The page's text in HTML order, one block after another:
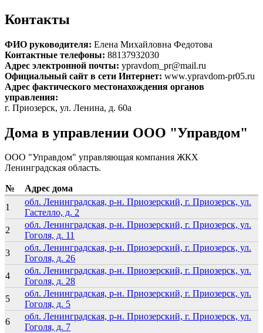
Контакты
ФИО руководителя: Елена Михайловна Федотова
Контактные телефоны: 88137932030
Адрес электронной почты: ypravdom_pr@mail.ru
Официальный сайт в сети Интернет: www.ypravdom-pr05.ru
Адрес фактического местонахождения органов
управления:
г. Приозерск, ул. Ленина, д. 60а
Дома в управлении ООО "Управдом"
ООО "Управдом" управляющая компания ЖКХ
Ленинградская область.
№
Адрес дома
1
обл. Ленинградская, р-н. Приозерский, г. Приозерск, ул.
Гастелло, д. 2
2
обл. Ленинградская, р-н. Приозерский, г. Приозерск, ул.
Гоголя, д. 11
3
обл. Ленинградская, р-н. Приозерский, г. Приозерск, ул.
Гоголя, д. 26
4
обл. Ленинградская, р-н. Приозерский, г. Приозерск, ул.
Гоголя, д. 28
5
обл. Ленинградская, р-н. Приозерский, г. Приозерск, ул.
Гоголя, д. 5
6
обл. Ленинградская, р-н. Приозерский, г. Приозерск, ул.
Гоголя, д. 7